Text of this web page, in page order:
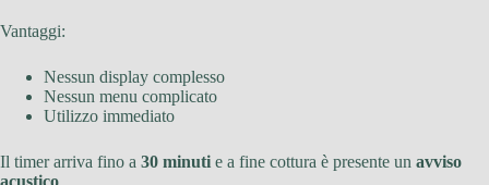
Vantaggi:
Nessun display complesso
Nessun menu complicato
Utilizzo immediato
Il timer arriva fino a 30 minuti e a fine cottura è presente un avviso
acustico